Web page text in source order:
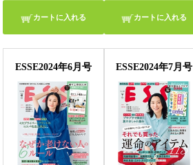
カートに入れる カートに入れる
ESSE2024年6月号 ESSE2024年7月号